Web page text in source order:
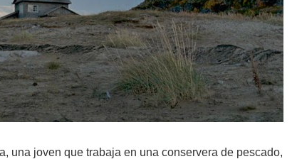
una joven que trabaja en una conservera de pescado,